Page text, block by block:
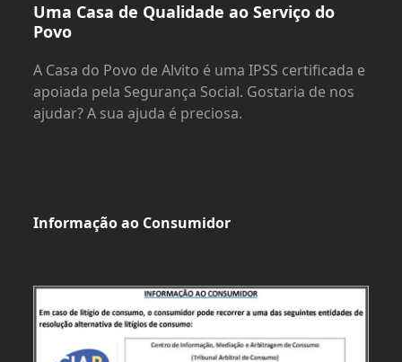
Uma Casa de Qualidade ao Serviço do
Povo
A Casa do Povo de Alvito é uma IPSS certificada e
apoiada pela Segurança Social. Gostaria de nos
ajudar? A sua ajuda é preciosa.
Informação ao Consumidor